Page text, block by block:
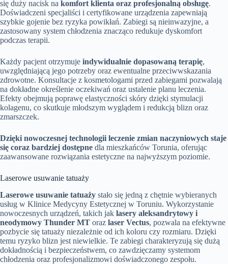
się duży nacisk na komfort klienta oraz profesjonalną obsługę.
Doświadczeni specjaliści i certyfikowane urządzenia zapewniają
szybkie gojenie bez ryzyka powikłań. Zabiegi są nieinwazyjne, a
zastosowany system chłodzenia znacząco redukuje dyskomfort
podczas terapii.
Każdy pacjent otrzymuje indywidualnie dopasowaną terapię,
uwzględniającą jego potrzeby oraz ewentualne przeciwwskazania
zdrowotne. Konsultacje z kosmetologami przed zabiegami pozwalają
na dokładne określenie oczekiwań oraz ustalenie planu leczenia.
Efekty obejmują poprawę elastyczności skóry dzięki stymulacji
kolagenu, co skutkuje młodszym wyglądem i redukcją blizn oraz
zmarszczek.
Dzięki nowoczesnej technologii leczenie zmian naczyniowych staje
się coraz bardziej dostępne dla mieszkańców Torunia, oferując
zaawansowane rozwiązania estetyczne na najwyższym poziomie.
Laserowe usuwanie tatuaży
Laserowe usuwanie tatuaży stało się jedną z chętnie wybieranych
usług w Klinice Medycyny Estetycznej w Toruniu. Wykorzystanie
nowoczesnych urządzeń, takich jak lasery aleksandrytowy i
neodymowy Thunder MT oraz laser Vectus, pozwala na efektywne
pozbycie się tatuaży niezależnie od ich koloru czy rozmiaru. Dzięki
temu ryzyko blizn jest niewielkie. Te zabiegi charakteryzują się dużą
dokładnością i bezpieczeństwem, co zawdzięczamy systemom
chłodzenia oraz profesjonalizmowi doświadczonego zespołu.